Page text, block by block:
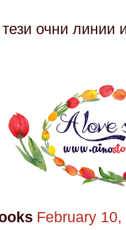
очни линии
February